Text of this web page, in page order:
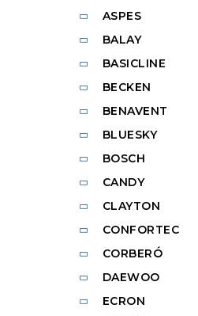
ASPES
BALAY
BASICLINE
BECKEN
BENAVENT
BLUESKY
BOSCH
CANDY
CLAYTON
CONFORTEC
CORBERÓ
DAEWOO
ECRON